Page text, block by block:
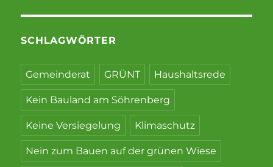
SCHLAGWÖRTER
Gemeinderat GRÜNT Haushaltsrede
Kein Bauland am Söhrenberg
Keine Versiegelung Klimaschutz
Nein zum Bauen auf der grünen Wiese